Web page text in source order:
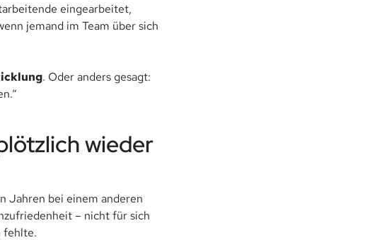
eingearbeitet,
jemand im Team über sich
. Oder anders gesagt:
wieder
Jahren bei einem anderen
– nicht für sich
fehlte.